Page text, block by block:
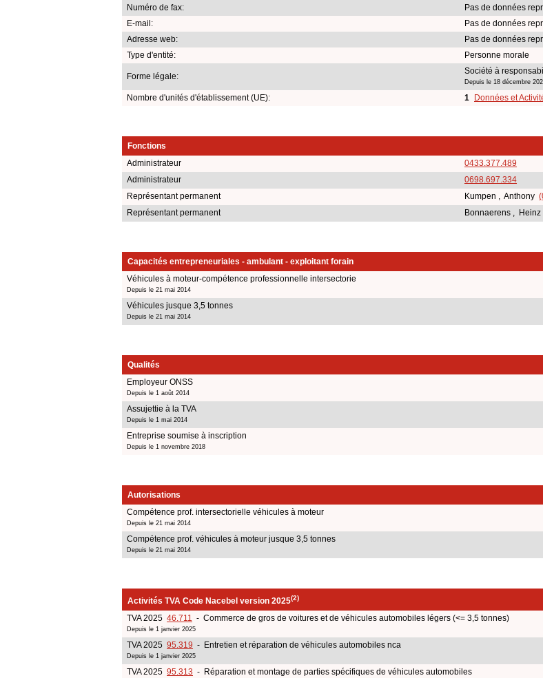
Numéro de fax:
Pas de données
E-mail:
Pas de données
Adresse web:
Pas de données
Type d'entité:
Personne morale
Forme légale:
Société à
Depuis le 18 décembre
Nombre d'unités d'établissement (UE): 1 Données et
Fonctions
Administrateur
0433.377.489
Administrateur 0698.697.334
Représentant permanent Kumpen , Anthony
Représentant permanent Bonnaerens , Heinz
Capacités entrepreneuriales - ambulant - exploitant forain
Véhicules à moteur-compétence professionnelle intersectorie
Depuis le 21 mai 2014
Véhicules jusque 3,5 tonnes
Depuis le 21 mai 2014
Qualités
Employeur ONSS
Depuis le 1 août 2014
Assujettie à la TVA
Depuis le 1 mai 2014
Entreprise soumise à inscription
Depuis le 1 novembre 2018
Autorisations
Compétence prof. intersectorielle véhicules à moteur
Depuis le 21 mai 2014
Compétence prof. véhicules à moteur jusque 3,5 tonnes
Depuis le 21 mai 2014
Activités TVA Code Nacebel version 2025(2)
TVA 2025 46.711 - Commerce de gros de voitures et de véhicules automobiles légers (<= 3,5 tonnes)
Depuis le 1 janvier 2025
TVA 2025 95.319 - Entretien et réparation de véhicules automobiles nca
Depuis le 1 janvier 2025
TVA 2025 95.313 - Réparation et montage de parties spécifiques de véhicules automobiles